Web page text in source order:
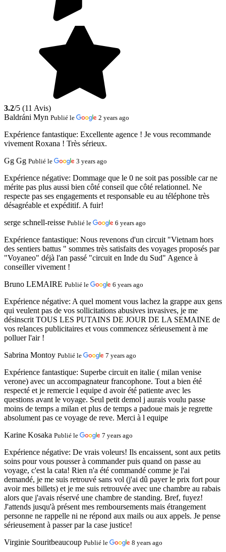
3.2/5 (11 Avis)
Baldráni Myn Publié le 2 years ago
Expérience fantastique: Excellente agence ! Je vous recommande
vivement Roxana ! Très sérieux.
Gg Gg Publié le 3 years ago
Expérience négative: Dommage que le 0 ne soit pas possible car ne
mérite pas plus aussi bien côté conseil que côté relationnel. Ne
respecte pas ses engagements et responsable eu au téléphone très
désagréable et expéditif. A fuir!
serge schnell-reisse Publié le 6 years ago
Expérience fantastique: Nous revenons d'un circuit "Vietnam hors
des sentiers battus " sommes très satisfaits des voyages proposés par
"Voyaneo" déjà l'an passé "circuit en Inde du Sud" Agence à
conseiller vivement !
Bruno LEMAIRE Publié le 6 years ago
Expérience négative: A quel moment vous lachez la grappe aux gens
qui veulent pas de vos sollicitations abusives invasives, je me
désinscrit TOUS LES PUTAINS DE JOUR DE LA SEMAINE de
vos relances publicitaires et vous commencez sérieusement à me
polluer l'air !
Sabrina Montoy Publié le 7 years ago
Expérience fantastique: Superbe circuit en italie ( milan venise
verone) avec un accompagnateur francophone. Tout a bien été
respecté et je remercie l equipe d avoir été patiente avec les
questions avant le voyage. Seul petit demol j aurais voulu passe
moins de temps a milan et plus de temps a padoue mais je regrette
absolument pas ce voyage de reve. Merci à l equipe
Karine Kosaka Publié le 7 years ago
Expérience négative: De vrais voleurs! Ils encaissent, sont aux petits
soins pour vous pousser à commander puis quand on passe au
voyage, c'est la cata! Rien n'a été commandé comme je l'ai
demandé, je me suis retrouvé sans vol (j'ai dû payer le prix fort pour
avoir mes billets) et je me suis retrouvée avec une chambre au rabais
alors que j'avais réservé une chambre de standing. Bref, fuyez!
J'attends jusqu'à présent mes remboursements mais étrangement
personne ne rappelle ni ne répond aux mails ou aux appels. Je pense
sérieusement à passer par la case justice!
Virginie Souritbeaucoup Publié le 8 years ago